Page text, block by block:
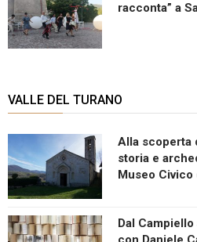
racconta” a
VALLE DEL TURANO
Alla scoperta
storia e
Museo Civico
Dal